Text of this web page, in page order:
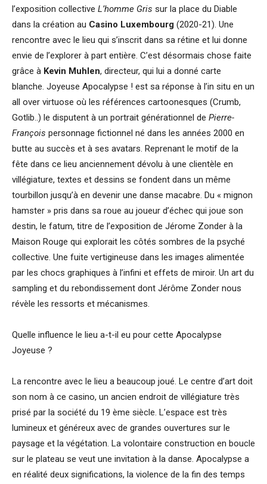
l’exposition collective L’homme Gris sur la place du Diable
dans la création au Casino Luxembourg (2020-21). Une
rencontre avec le lieu qui s’inscrit dans sa rétine et lui donne
envie de l’explorer à part entière. C’est désormais chose faite
grâce à Kevin Muhlen, directeur, qui lui a donné carte
blanche. Joyeuse Apocalypse ! est sa réponse à l’in situ en un
all over virtuose où les références cartoonesques (Crumb,
Gotlib..) le disputent à un portrait générationnel de Pierre-
François personnage fictionnel né dans les années 2000 en
butte au succès et à ses avatars. Reprenant le motif de la
fête dans ce lieu anciennement dévolu à une clientèle en
villégiature, textes et dessins se fondent dans un même
tourbillon jusqu’à en devenir une danse macabre. Du « mignon
hamster » pris dans sa roue au joueur d’échec qui joue son
destin, le fatum, titre de l’exposition de Jérome Zonder à la
Maison Rouge qui explorait les côtés sombres de la psyché
collective. Une fuite vertigineuse dans les images alimentée
par les chocs graphiques à l’infini et effets de miroir. Un art du
sampling et du rebondissement dont Jérôme Zonder nous
révèle les ressorts et mécanismes.
Quelle influence le lieu a-t-il eu pour cette Apocalypse
Joyeuse ?
La rencontre avec le lieu a beaucoup joué. Le centre d’art doit
son nom à ce casino, un ancien endroit de villégiature très
prisé par la société du 19 ème siècle. L’espace est très
lumineux et généreux avec de grandes ouvertures sur le
paysage et la végétation. La volontaire construction en boucle
sur le plateau se veut une invitation à la danse. Apocalypse a
en réalité deux significations, la violence de la fin des temps